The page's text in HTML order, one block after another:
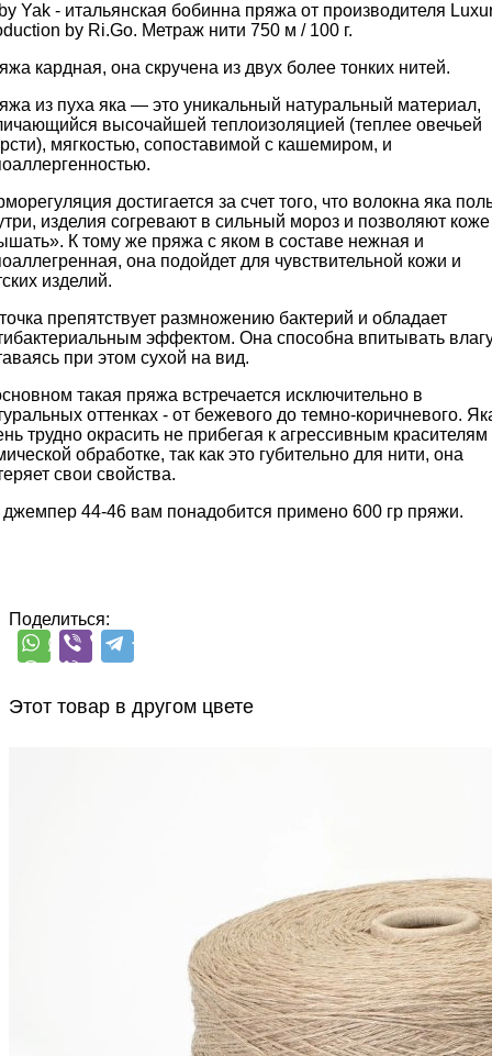
Yak - итальянская бобинна пряжа от производителя
by Ri.Go. Метраж нити 750 м / 100 г.
кардная, она скручена из двух более тонких нитей.
из пуха яка — это уникальный натуральный материал,
высочайшей теплоизоляцией (теплее овечьей
мягкостью, сопоставимой с кашемиром, и
достигается за счет того, что волокна яка
изделия согревают в сильный мороз и позволяют коже
К тому же пряжа с яком в составе нежная и
она подойдет для чувствительной кожи и
изделий.
препятствует размножению бактерий и обладает
эффектом. Она способна впитывать
при этом сухой на вид.
такая пряжа встречается исключительно в
оттенках - от бежевого до темно-коричневого.
трудно окрасить не прибегая к агрессивным красителям
обработке, так как это губительно для нити, она
свои свойства.
44-46 вам понадобится примено 600 гр пряжи.
Поделиться:
Этот товар в другом цвете
белый песок
1 900₽
за 100 г
Купить